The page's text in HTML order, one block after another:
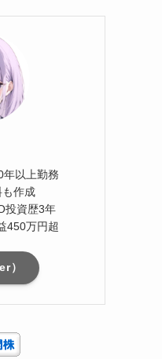
年以上勤務
作成
投資歴3年
450万円超
）